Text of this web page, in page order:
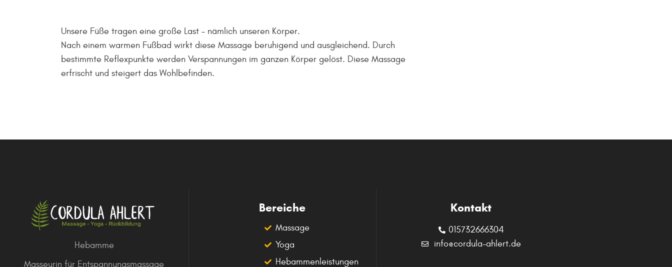
Unsere Füße tragen eine große Last – nämlich unseren Körper.
Nach einem warmen Fußbad wirkt diese Massage beruhigend und ausgleichend. Durch
bestimmte Reflexpunkte werden Verspannungen im ganzen Körper gelöst. Diese Massage
erfrischt und steigert das Wohlbefinden.
Hebamme
Masseurin für Entspannungsmassage
Bereiche
Massage
Yoga
Hebammenleistungen
Kontakt
015732666304
info@cordula-ahlert.de